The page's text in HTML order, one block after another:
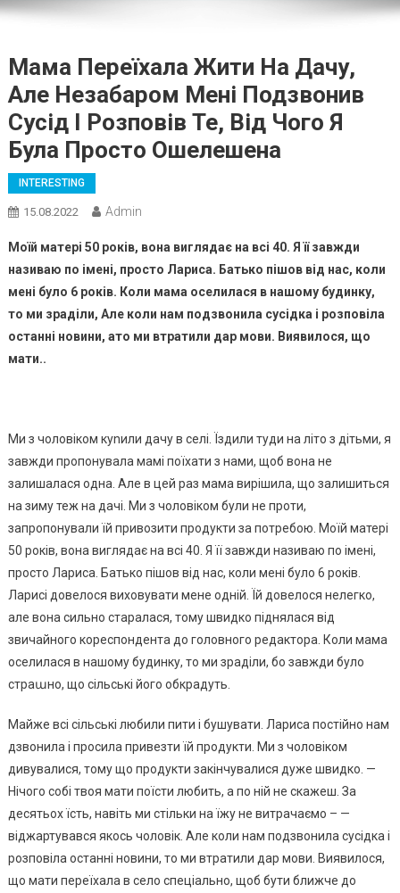
Мама Переїхала Жити На Дачу,
Але Незабаром Мені Подзвонив
Сусід І Розповів Те, Від Чого Я
Була Просто Ошелешена
INTERESTING
15.08.2022 Admin
Моїй матері 50 років, вона виглядає на всі 40. Я її завжди
називаю по імені, просто Лариса. Батько пішов від нас, коли
мені було 6 років. Коли мама оселилася в нашому будинку,
то ми зраділи, Але коли нам подзвонила сусідка і розповіла
останні новини, ато ми втратили дар мови. Виявилося, що
мати..
Ми з чоловіком куnили дачу в селі. Їздили туди на літо з дітьми, я
завжди пропонувала мамі поїхати з нами, щоб вона не
залишалася одна. Але в цей раз мама вирішила, що залишиться
на зиму теж на дачі. Ми з чоловіком були не проти,
запропонували їй привозити продукти за потребою. Моїй матері
50 років, вона виглядає на всі 40. Я її завжди називаю по імені,
просто Лариса. Батько пішов від нас, коли мені було 6 років.
Ларисі довелося виховувати мене одній. Їй довелося нелегко,
але вона сильно старалася, тому швидко піднялася від
звичайного кореспондента до головного редактора. Коли мама
оселилася в нашому будинку, то ми зраділи, бо завжди було
страաно, що сільські його обкрадуть.
Майже всі сільські любили пити і бушувати. Лариса постійно нам
дзвонила і просила привезти їй продукти. Ми з чоловіком
дивувалися, тому що продукти закінчувалися дуже швидко. —
Нічого собі твоя мати поїсти любить, а по ній не скажеш. За
десятьох їсть, навіть ми стільки на їжу не витрачаємо – —
віджартувався якось чоловік. Але коли нам подзвонила сусідка і
розповіла останні новини, то ми втратили дар мови. Виявилося,
що мати переїхала в село спеціально, щоб бути ближче до